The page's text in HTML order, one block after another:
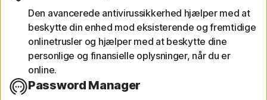
Den avancerede antivirussikkerhed hjælper med at
beskytte din enhed mod eksisterende og fremtidige
onlinetrusler og hjælper med at beskytte dine
personlige og finansielle oplysninger, når du er
online.
Password Manager